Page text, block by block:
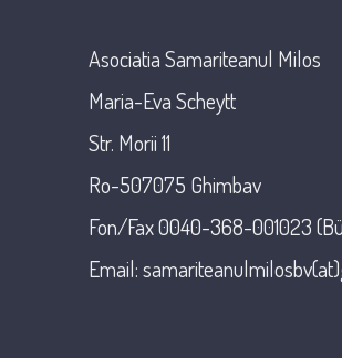
Asociatia Samariteanul Milos
Maria-Eva Scheytt
Str. Morii 11
Ro-507075 Ghimbav
Fon/Fax 0040-368-001023
Email: